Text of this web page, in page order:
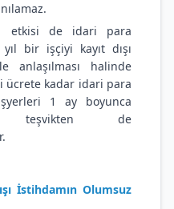
etkisi de idari para
bir işçiyi kayıt dışı
anlaşılması halinde
ücrete kadar idari para
1 ay boyunca
teşvikten de
İstihdamın Olumsuz